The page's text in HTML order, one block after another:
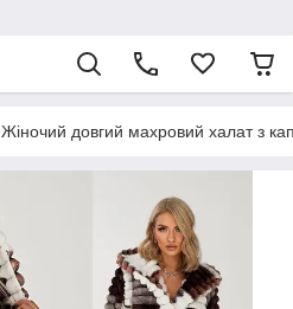
Жіночий довгий махровий халат з